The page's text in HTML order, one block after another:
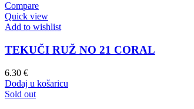
Compare
Quick view
Add to wishlist
TEKUČI RUŽ NO 21 CORAL
6.30 €
Dodaj u košaricu
Sold out